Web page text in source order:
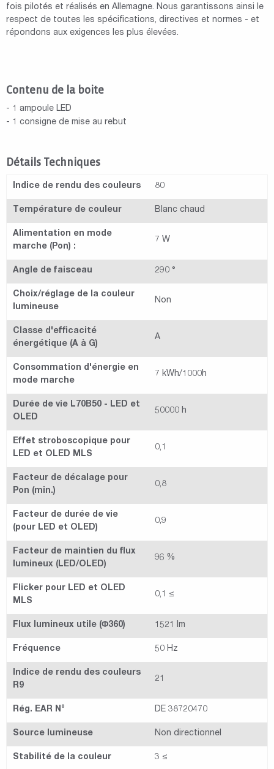
fois pilotés et réalisés en Allemagne. Nous garantissons ainsi le
respect de toutes les spécifications, directives et normes - et
répondons aux exigences les plus élevées.
Contenu de la boite
- 1 ampoule LED
- 1 consigne de mise au rebut
Détails Techniques
Indice de rendu des couleurs 80
Température de couleur Blanc chaud
Alimentation en mode
marche (Pon) :
7 W
Angle de faisceau 290 °
Choix/réglage de la couleur
lumineuse
Non
Classe d'efficacité
énergétique (A à G)
A
Consommation d'énergie en
mode marche
7 kWh/1000h
Durée de vie L70B50 - LED et
OLED
50000 h
Effet stroboscopique pour
LED et OLED MLS
0,1
Facteur de décalage pour
Pon (min.)
0,8
Facteur de durée de vie
(pour LED et OLED)
0,9
Facteur de maintien du flux
lumineux (LED/OLED)
96 %
Flicker pour LED et OLED
MLS
0,1 ≤
Flux lumineux utile (Φ360) 1521 lm
Fréquence 50 Hz
Indice de rendu des couleurs
R9
21
Rég. EAR N° DE 38720470
Source lumineuse Non directionnel
Stabilité de la couleur 3 ≤